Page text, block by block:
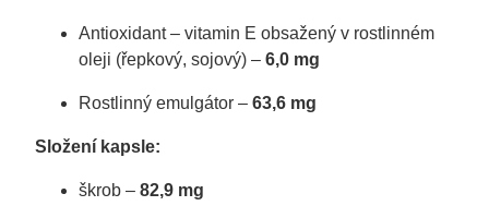
Antioxidant – vitamin E obsažený v rostlinném
oleji (řepkový, sojový) – 6,0 mg
Rostlinný emulgátor – 63,6 mg
Složení kapsle:
škrob – 82,9 mg